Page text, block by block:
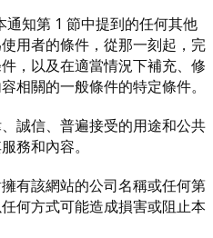
知第 1 節中提到的任何其他
用者的條件，從那一刻起，完
，以及在適當情況下補充、修
相關的一般條件的特定條件。
誠信、普遍接受的用途和公共
務和內容。
有該網站的公司名稱或任何第
何方式可能造成損害或阻止本